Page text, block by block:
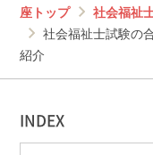
座トップ
社会福祉
社会福祉士試験の
紹介
INDEX